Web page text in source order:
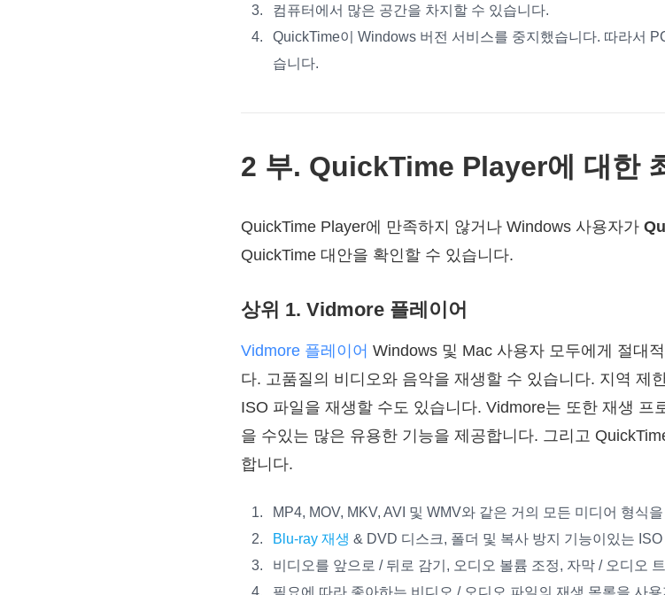
컴퓨터에서 많은 공간을 차지할 수 있습니다.
QuickTime이 Windows 버전 서비스를 중지했습니다. 따라서
습니다.
2 부. QuickTime Player에 대한
QuickTime Player에 만족하지 않거나 Windows 사용자가
QuickTime 대안을 확인할 수 있습니다.
상위 1. Vidmore 플레이어
Vidmore 플레이어 Windows 및 Mac 사용자 모두에게 절대
다. 고품질의 비디오와 음악을 재생할 수 있습니다. 지역 제
ISO 파일을 재생할 수도 있습니다. Vidmore는 또한 재생 프
을 수있는 많은 유용한 기능을 제공합니다. 그리고
합니다.
MP4, MOV, MKV, AVI 및 WMV와 같은 거의 모든 미디어 형식
Blu-ray 재생 & DVD 디스크, 폴더 및 복사 방지 기능이있는
비디오를 앞으로 / 뒤로 감기, 오디오 볼륨 조정, 자막 / 오디오
필요에 따라 좋아하는 비디오 / 오디오 파일의 재생 목록을 사